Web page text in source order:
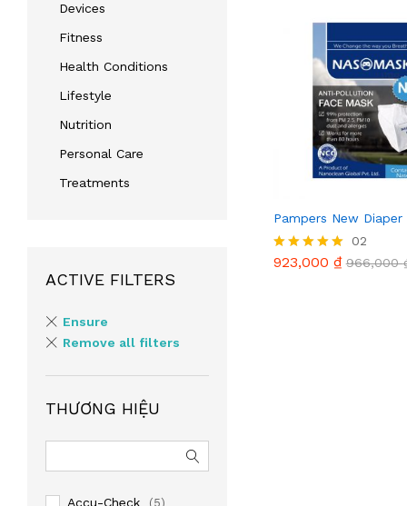
Pampers New Diaper
Được xếp
02
923,000 ₫ 966,000
923,000₫ 966,000
Devices
Fitness
Health Conditions
Lifestyle
Nutrition
Personal Care
Treatments
ACTIVE FILTERS
Ensure
Remove all filters
THƯƠNG HIỆU
Accu-Check (5)